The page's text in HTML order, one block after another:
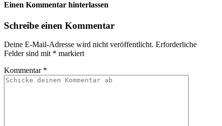
Einen Kommentar hinterlassen
Schreibe einen Kommentar
Deine E-Mail-Adresse wird nicht veröffentlicht. Erforderliche
Felder sind mit * markiert
Kommentar *